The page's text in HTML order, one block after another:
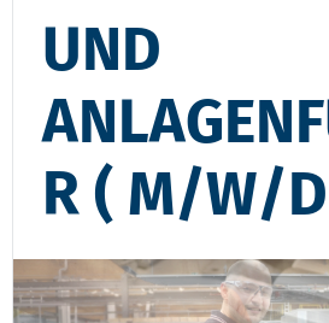
UND
R ( M/W/